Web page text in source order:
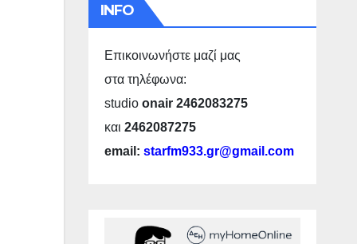
INFO
Επικοινωνήστε μαζί μας
στα τηλέφωνα:
studio onair 2462083275
και 2462087275
email: starfm933.gr@gmail.com